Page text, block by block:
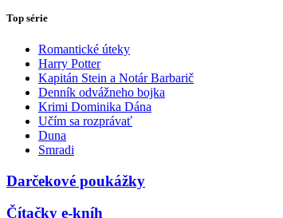
Top série
Romantické úteky
Harry Potter
Kapitán Stein a Notár Barbarič
Denník odvážneho bojka
Krimi Dominika Dána
Učím sa rozprávať
Duna
Smradi
Darčekové poukážky
Čítačky e-kníh